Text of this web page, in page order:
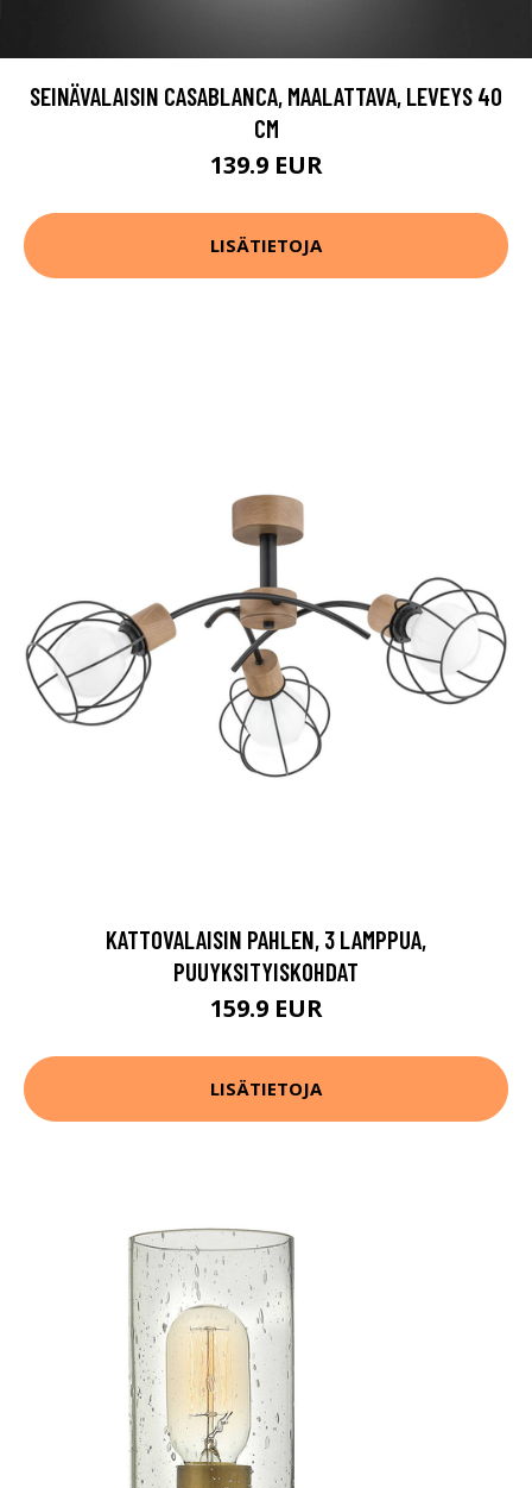
SEINÄVALAISIN CASABLANCA, MAALATTAVA, LEVEYS 40
CM
139.9 EUR
LISÄTIETOJA
KATTOVALAISIN PAHLEN, 3 LAMPPUA,
PUUYKSITYISKOHDAT
159.9 EUR
LISÄTIETOJA